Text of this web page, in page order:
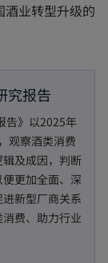
业转型升级的
究报告
告》以2025年
观察酒类消费
及成因，判断
更加全面、深
新型厂商关系
费、助力行业